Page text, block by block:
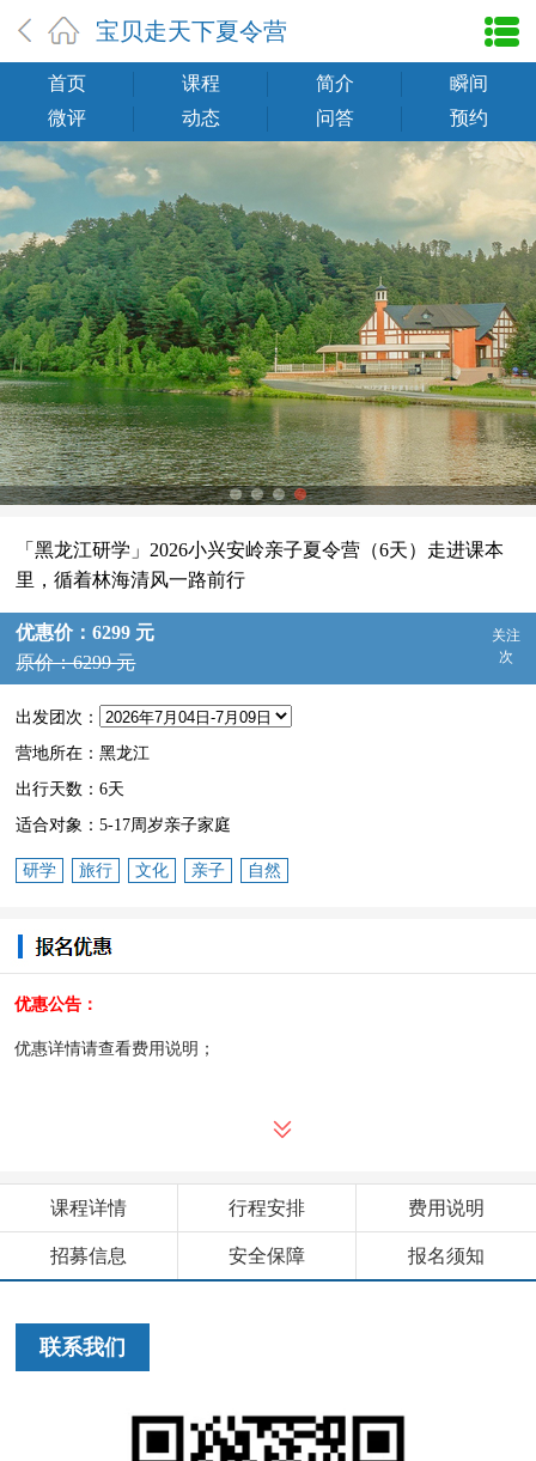
宝贝走天下夏令营
首页 课程 简介
瞬间
微评
动态 问答 预约
「黑龙江研学」2026小兴安岭亲子夏令营（6天）走进课本
里，循着林海清风一路前行
优惠价：6299 元
原价：6299 元
关注
次
出发团次：
营地所在：黑龙江
出行天数：6天
适合对象：5-17周岁亲子家庭
研学 旅行 文化 亲子 自然
优惠公告：
优惠详情请查看费用说明；
课程详情 行程安排 费用说明
招募信息 安全保障 报名须知
联系我们